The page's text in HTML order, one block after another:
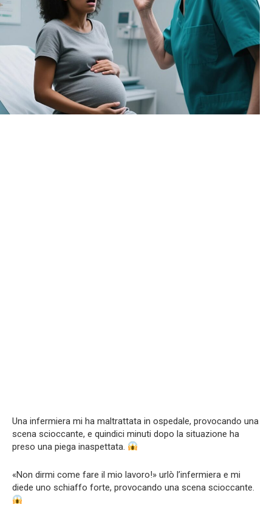
Una infermiera mi ha maltrattata in ospedale, provocando una
scena scioccante, e quindici minuti dopo la situazione ha
preso una piega inaspettata.
«Non dirmi come fare il mio lavoro!» urlò l’infermiera e mi
diede uno schiaffo forte, provocando una scena scioccante.